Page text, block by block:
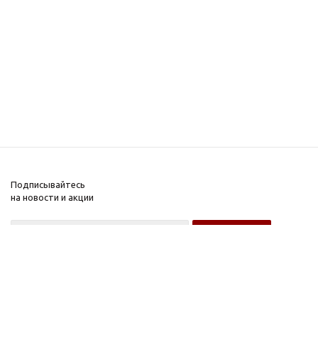
Подписывайтесь
на новости и акции